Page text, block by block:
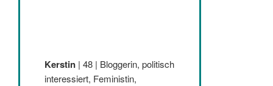
Kerstin | 48 | Bloggerin, politisch
interessiert, Feministin,